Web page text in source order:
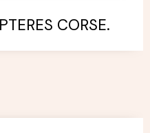
CORSE.